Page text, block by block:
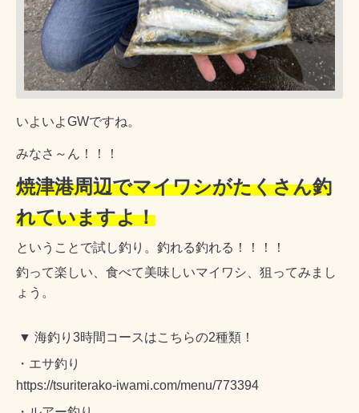
いよいよGWですね。
みなさ～ん！！！
焼津港周辺でマイワシがたくさん釣
れていますよ！
ということで試し釣り。釣れる釣れる！！！！
釣って楽しい、食べて美味しいマイワシ、狙ってみまし
ょう。
▼ 海釣り3時間コースはこちらの2種類！
・エサ釣り
https://tsuriterako-iwami.com/menu/773394